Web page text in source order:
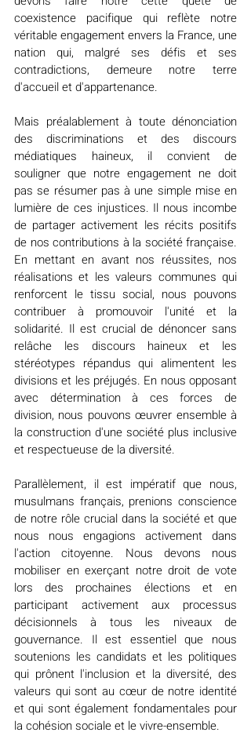
coexistence pacifique qui reflète notre
véritable engagement envers la France, une
nation qui, malgré ses défis et ses
contradictions, demeure notre terre
d'accueil et d'appartenance.
Mais préalablement à toute dénonciation
des discriminations et des discours
médiatiques haineux, il convient de
souligner que notre engagement ne doit
pas se résumer pas à une simple mise en
lumière de ces injustices. Il nous incombe
de partager activement les récits positifs
de nos contributions à la société française.
En mettant en avant nos réussites, nos
réalisations et les valeurs communes qui
renforcent le tissu social, nous pouvons
contribuer à promouvoir l'unité et la
solidarité. Il est crucial de dénoncer sans
relâche les discours haineux et les
stéréotypes répandus qui alimentent les
divisions et les préjugés. En nous opposant
avec détermination à ces forces de
division, nous pouvons œuvrer ensemble à
la construction d'une société plus inclusive
et respectueuse de la diversité.
Parallèlement, il est impératif que nous,
musulmans français, prenions conscience
de notre rôle crucial dans la société et que
nous nous engagions activement dans
l'action citoyenne. Nous devons nous
mobiliser en exerçant notre droit de vote
lors des prochaines élections et en
participant activement aux processus
décisionnels à tous les niveaux de
gouvernance. Il est essentiel que nous
soutenions les candidats et les politiques
qui prônent l'inclusion et la diversité, des
valeurs qui sont au cœur de notre identité
et qui sont également fondamentales pour
la cohésion sociale et le vivre-ensemble.